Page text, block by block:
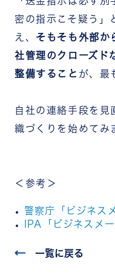
密の指示こそ疑う」
え、 そもそも外部か
社管理のクローズド
整備すること が、最
自社の連絡手段を見
織づくりを始めてみ
＜参考＞
警察庁「ビジネス
IPA「ビジネスメ
一覧に戻る